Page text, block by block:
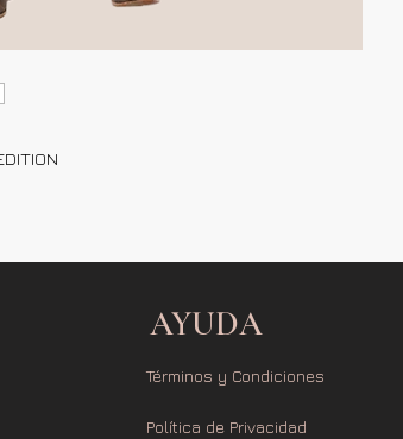
AYUDA
Términos y Condiciones
Política de Privacidad